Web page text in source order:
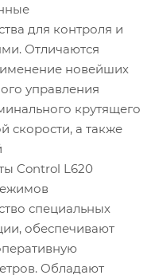
для контроля и
Отличаются
новейших
управления
крутящего
скорости, а также
Control L620
специальных
обеспечивают
Обладают